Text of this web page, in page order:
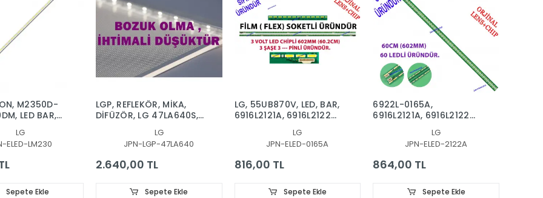
M2350D-
LED BAR,
LG
ELED-LM230
Sepete Ekle
LGP, REFLEKÖR, MİKA,
DİFÜZÖR, LG 47LA640S,
9377, A47-LB-
9377, B47-LB-937,
BEKO B47LB9377 LED
BAR , ARÇELİK A47-LB-
LW-9377, B47LW9377,
LG
JPN-LGP-47LA640
2.640,00 TL
Sepete Ekle
LG, 55UB870V, LED, BAR,
6916L2121A, 6916L2122A,
CV UD REV0.4 6 L R-
LG
JPN-ELED-0165A
816,00 TL
Sepete Ekle
6922L-0165A,
6916L2121A, 6916L2122A,
LG
JPN-ELED-2122A
864,00 TL
Sepete Ekle